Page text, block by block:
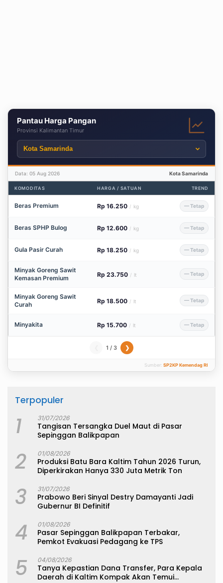
Pantau Harga Pangan
Provinsi Kalimantan Timur
Data: 05 Aug 2026 Kota Samarinda
KOMODITAS HARGA / SATUAN TREND
Beras Premium Rp 16.250 / kg — Tetap
Beras SPHP Bulog Rp 12.600 / kg — Tetap
Gula Pasir Curah Rp 18.250 / kg — Tetap
Minyak Goreng Sawit
Kemasan Premium
Rp 23.750 / lt — Tetap
Minyak Goreng Sawit
Curah
Rp 18.500 / lt — Tetap
Minyakita Rp 15.700 / lt — Tetap
1 / 3 ❯
Sumber: SP2KP Kemendag RI
Terpopuler
1 31/07/2026
Tangisan Tersangka Duel Maut di Pasar
Sepinggan Balikpapan
2 01/08/2026
Produksi Batu Bara Kaltim Tahun 2026 Turun,
Diperkirakan Hanya 330 Juta Metrik Ton
3 31/07/2026
Prabowo Beri Sinyal Destry Damayanti Jadi
Gubernur BI Definitif
4 01/08/2026
Pasar Sepinggan Balikpapan Terbakar,
Pemkot Evakuasi Pedagang ke TPS
5 04/08/2026
Tanya Kepastian Dana Transfer, Para Kepala
Daerah di Kaltim Kompak Akan Temui